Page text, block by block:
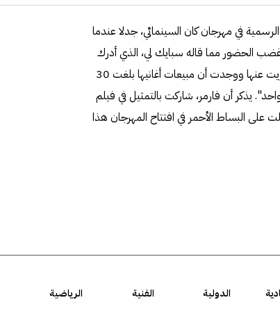
في مهرجان كان السينمائي، جدلا عندما
الحضور مما قاله سبايك لي، الذي أدرك
فداحة إجابته، فاستدرك بعدها: "لا أريد أن أكذب لكنني تحريت عنها ووجدت أن مبيعات أغانيها بلغت 30
عدد هائل، واليوم بلغت 30 مليون وواحد". يذكر أن فارمر، شاركت بالتمثيل في فيلم
أطلت على البساط الأحمر في افتتاح المهرجان هذا
الدولية الفنية
الرياضية